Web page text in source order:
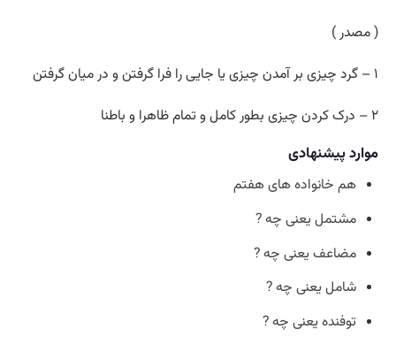
( مصدر )
۱ – گرد چیزی بر آمدن چیزی یا جایی را فرا گرفتن و در میان گرفتن
۲ – درک کردن چیزی بطور کامل و تمام ظاهرا و باطنا
موارد پیشنهادی
هم خانواده های هفتم
مشتمل یعنی چه ?
مضاعف یعنی چه ?
شامل یعنی چه ?
توفنده یعنی چه ?